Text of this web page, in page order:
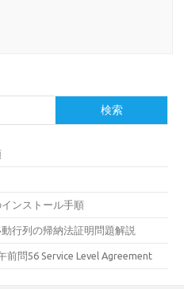
検索
ンストール手順
行列の帰納法証明問題解説
問56 Service Level Agreement